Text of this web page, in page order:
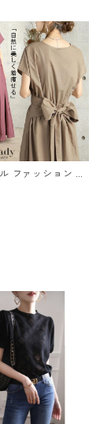
ファッション 半
ン 6色展開ワン